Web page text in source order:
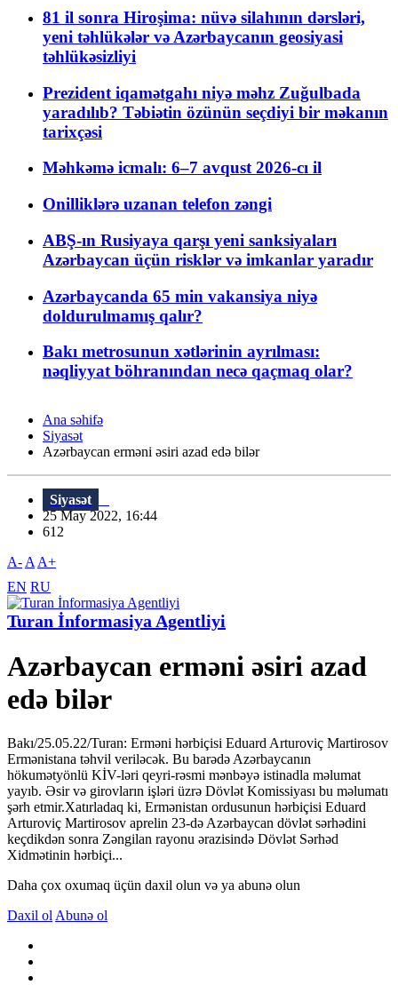
81 il sonra Hiroşima: nüvə silahının dərsləri,
yeni təhlükələr və Azərbaycanın geosiyasi
təhlükəsizliyi
Prezident iqamətgahı niyə məhz Zuğulbada
yaradılıb? Təbiətin özünün seçdiyi bir məkanın
tarixçəsi
Məhkəmə icmalı: 6–7 avqust 2026-cı il
Onilliklərə uzanan telefon zəngi
ABŞ-ın Rusiyaya qarşı yeni sanksiyaları
Azərbaycan üçün risklər və imkanlar yaradır
Azərbaycanda 65 min vakansiya niyə
doldurulmamış qalır?
Bakı metrosunun xətlərinin ayrılması:
nəqliyyat böhranından necə qaçmaq olar?
Ana səhifə
Siyasət
Azərbaycan erməni əsiri azad edə bilər
Siyasət
25 May 2022, 16:44
612
A- A A+
EN RU
Turan İnformasiya Agentliyi
Azərbaycan erməni əsiri azad
edə bilər
Bakı/25.05.22/Turan: Erməni hərbiçisi Eduard Arturoviç Martirosov
Ermənistana təhvil veriləcək. Bu barədə Azərbaycanın
hökumətyönlü KİV-ləri qeyri-rəsmi mənbəyə istinadla məlumat
yayıb. Əsir və girovların işləri üzrə Dövlət Komissiyası bu məlumatı
şərh etmir.Xatırladaq ki, Ermənistan ordusunun hərbiçisi Eduard
Arturoviç Martirosov aprelin 23-də Azərbaycan dövlət sərhədini
keçdikdən sonra Zəngilan rayonu ərazisində Dövlət Sərhəd
Xidmətinin hərbiçi...
Daha çox oxumaq üçün daxil olun və ya abunə olun
Daxil ol Abunə ol